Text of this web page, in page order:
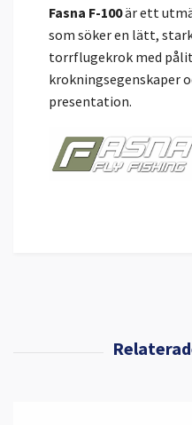
Fasna F-100är ett
som söker en lätt,
torrflugekrok med
krokningsegenskaper
presentation.